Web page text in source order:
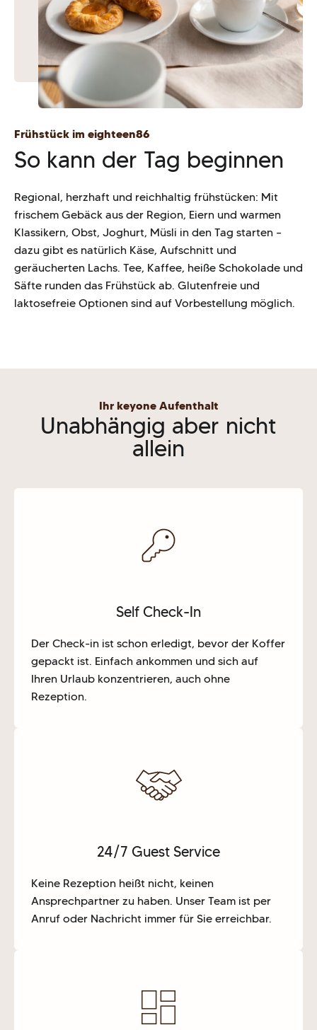
Frühstück im eighteen86
So kann der Tag beginnen
Regional, herzhaft und reichhaltig frühstücken: Mit
frischem Gebäck aus der Region, Eiern und warmen
Klassikern, Obst, Joghurt, Müsli in den Tag starten –
dazu gibt es natürlich Käse, Aufschnitt und
geräucherten Lachs. Tee, Kaffee, heiße Schokolade und
Säfte runden das Frühstück ab. Glutenfreie und
laktosefreie Optionen sind auf Vorbestellung möglich.
Ihr keyone Aufenthalt
Unabhängig aber nicht
allein
Self Check-In
Der Check-in ist schon erledigt, bevor der Koffer
gepackt ist. Einfach ankommen und sich auf
Ihren Urlaub konzentrieren, auch ohne
Rezeption.
24/7 Guest Service
Keine Rezeption heißt nicht, keinen
Ansprechpartner zu haben. Unser Team ist per
Anruf oder Nachricht immer für Sie erreichbar.